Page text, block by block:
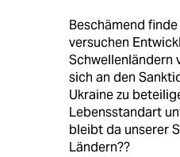
Beschämend
versuchen
Schwellenländern
sich an den
Ukraine zu
Lebensstandart
bleibt da unserer
Ländern??